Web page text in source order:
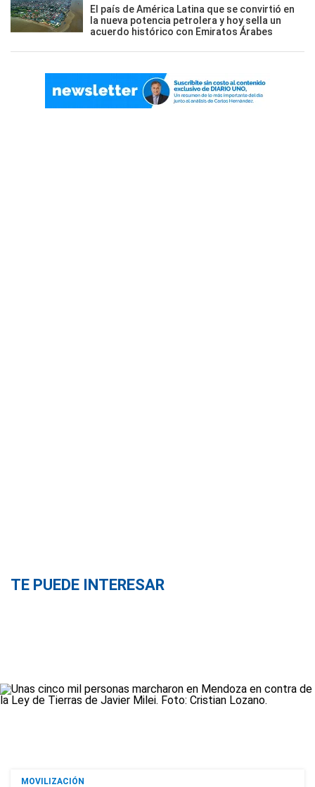
El país de América Latina que se convirtió en
la nueva potencia petrolera y hoy sella un
acuerdo histórico con Emiratos Árabes
TE PUEDE INTERESAR
MOVILIZACIÓN